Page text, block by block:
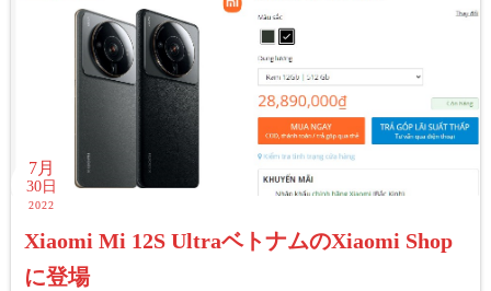
7月
30日
2022
Xiaomi Mi 12S UltraベトナムのXiaomi Shop
に登場